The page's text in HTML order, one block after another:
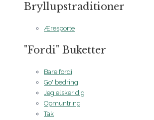
Bryllupstraditioner
Æresporte
"Fordi" Buketter
Bare fordi
Go' bedring
Jeg elsker dig
Opmuntring
Tak